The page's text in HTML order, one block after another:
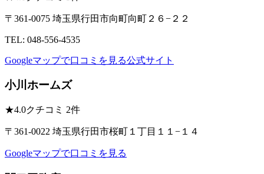
〒361-0075 埼玉県行田市向町向町２６−２２
TEL: 048-556-4535
Googleマップで口コミを見る公式サイト
小川ホームズ
★4.0クチコミ 2件
〒361-0022 埼玉県行田市桜町１丁目１１−１４
Googleマップで口コミを見る